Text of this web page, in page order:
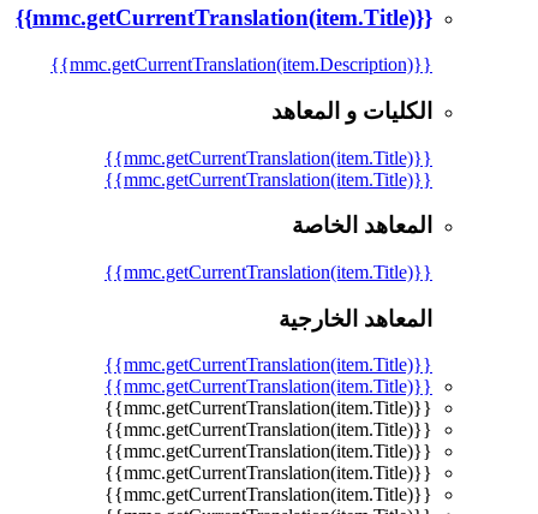
{{mmc.getCurrentTranslation(item.Title)}}
{{mmc.getCurrentTranslation(item.Description)}}
الكليات و المعاهد
{{mmc.getCurrentTranslation(item.Title)}}
{{mmc.getCurrentTranslation(item.Title)}}
المعاهد الخاصة
{{mmc.getCurrentTranslation(item.Title)}}
المعاهد الخارجية
{{mmc.getCurrentTranslation(item.Title)}}
{{mmc.getCurrentTranslation(item.Title)}}
{{mmc.getCurrentTranslation(item.Title)}}
{{mmc.getCurrentTranslation(item.Title)}}
{{mmc.getCurrentTranslation(item.Title)}}
{{mmc.getCurrentTranslation(item.Title)}}
{{mmc.getCurrentTranslation(item.Title)}}